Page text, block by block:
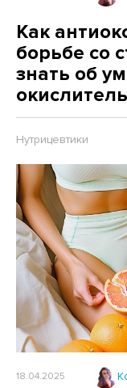
Как
борьбе со
знать об
Нутрицевтики
18.04.2025